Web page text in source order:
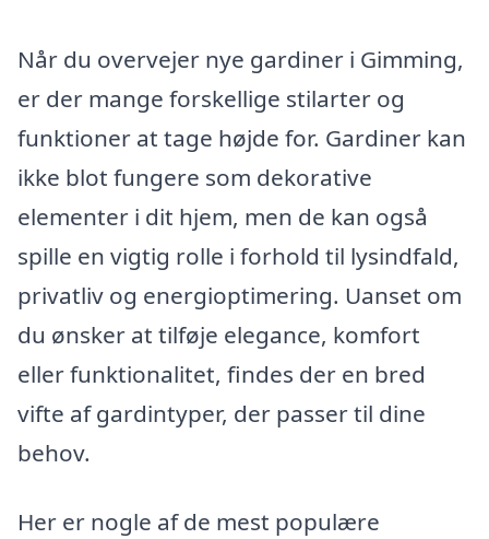
Når du overvejer nye gardiner i Gimming,
er der mange forskellige stilarter og
funktioner at tage højde for. Gardiner kan
ikke blot fungere som dekorative
elementer i dit hjem, men de kan også
spille en vigtig rolle i forhold til lysindfald,
privatliv og energioptimering. Uanset om
du ønsker at tilføje elegance, komfort
eller funktionalitet, findes der en bred
vifte af gardintyper, der passer til dine
behov.
Her er nogle af de mest populære